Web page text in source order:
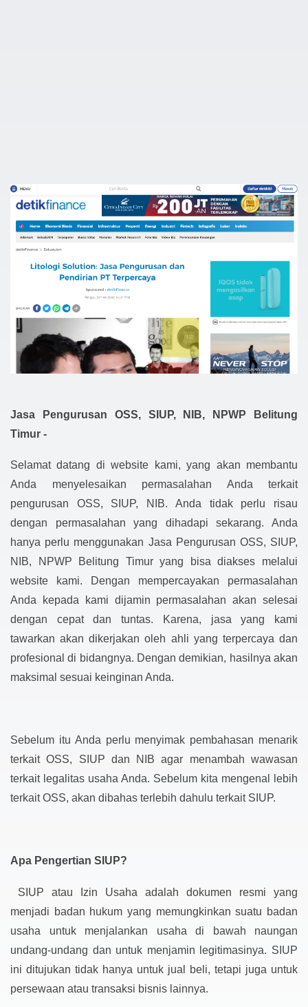
Jasa Pengurusan OSS, SIUP, NIB, NPWP Belitung
Timur -
Selamat datang di website kami, yang akan membantu
Anda menyelesaikan permasalahan Anda terkait
pengurusan OSS, SIUP, NIB. Anda tidak perlu risau
dengan permasalahan yang dihadapi sekarang. Anda
hanya perlu menggunakan Jasa Pengurusan OSS, SIUP,
NIB, NPWP Belitung Timur yang bisa diakses melalui
website kami. Dengan mempercayakan permasalahan
Anda kepada kami dijamin permasalahan akan selesai
dengan cepat dan tuntas. Karena, jasa yang kami
tawarkan akan dikerjakan oleh ahli yang terpercaya dan
profesional di bidangnya. Dengan demikian, hasilnya akan
maksimal sesuai keinginan Anda.
Sebelum itu Anda perlu menyimak pembahasan menarik
terkait OSS, SIUP dan NIB agar menambah wawasan
terkait legalitas usaha Anda. Sebelum kita mengenal lebih
terkait OSS, akan dibahas terlebih dahulu terkait SIUP.
Apa Pengertian SIUP?
SIUP atau Izin Usaha adalah dokumen resmi yang
menjadi badan hukum yang memungkinkan suatu badan
usaha untuk menjalankan usaha di bawah naungan
undang-undang dan untuk menjamin legitimasinya. SIUP
ini ditujukan tidak hanya untuk jual beli, tetapi juga untuk
persewaan atau transaksi bisnis lainnya.